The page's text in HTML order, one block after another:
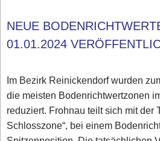
NEUE
01.01.2024
Im Bezirk Reinickendorf wurden
die meisten Bodenrichtwertzonen
reduziert. Frohnau teilt sich mit der
Schlosszone“, bei einem